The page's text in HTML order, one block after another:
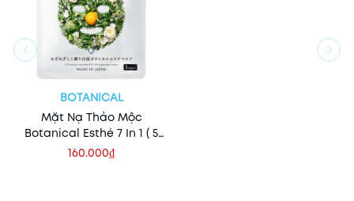
BOTANICAL
Mặt Nạ Thảo Mộc
Botanical Esthé 7 In 1 ( 5
miếng)
160.000₫